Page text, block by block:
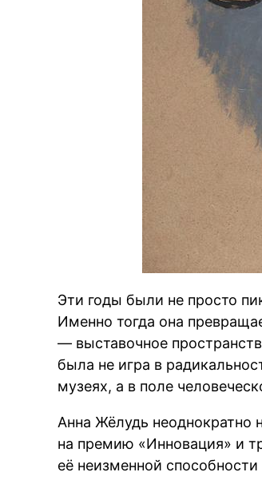
Эти годы были не просто
Именно тогда она
— выставочное
была не игра в
музеях, а в поле
Анна Жёлудь
на премию «Инновация» и
её неизменной